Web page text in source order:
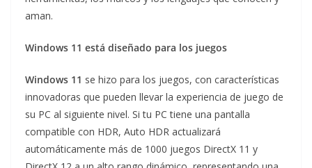
aman.
Windows 11 está diseñado para los juegos
Windows 11 se hizo para los juegos, con características
innovadoras que pueden llevar la experiencia de juego de
su PC al siguiente nivel. Si tu PC tiene una pantalla
compatible con HDR, Auto HDR actualizará
automáticamente más de 1000 juegos DirectX 11 y